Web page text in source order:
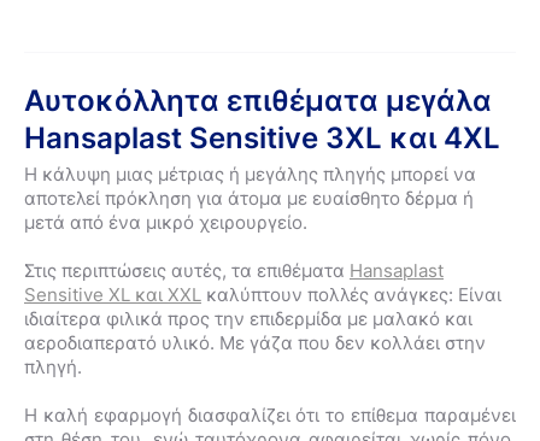
Αυτοκόλλητα επιθέματα μεγάλα
Hansaplast Sensitive 3XL και 4XL
Η κάλυψη μιας μέτριας ή μεγάλης πληγής μπορεί να
αποτελεί πρόκληση για άτομα με ευαίσθητο δέρμα ή
μετά από ένα μικρό χειρουργείο.
Στις περιπτώσεις αυτές, τα επιθέματα Hansaplast
Sensitive XL και XXL καλύπτουν πολλές ανάγκες: Είναι
ιδιαίτερα φιλικά προς την επιδερμίδα με μαλακό και
αεροδιαπερατό υλικό. Με γάζα που δεν κολλάει στην
πληγή.
Η καλή εφαρμογή διασφαλίζει ότι το επίθεμα παραμένει